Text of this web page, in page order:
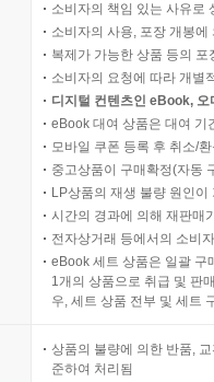
소비자의 책임 있는 사유로
소비자의 사용, 포장 개봉
복제가 가능한 상품 등의
소비자의 요청에 따라 개별
디지털 컨텐츠인 eBook,
eBook 대여 상품은 대여 기
모바일 쿠폰 등록 후 취소/
중고상품이 구매확정(자동
LP상품의 재생 불량 원인
시간의 경과에 의해 재판매
전자상거래 등에서의 소비
eBook 세트 상품은 일괄 구
1개의 상품으로 취급 및 판
우, 세트 상품 전부 및 세트
상품의 불량에 의한 반품,
준하여 처리됨